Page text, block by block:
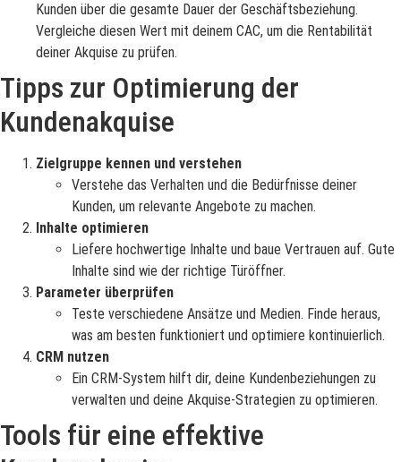
Kunden über die gesamte Dauer der Geschäftsbeziehung.
Vergleiche diesen Wert mit deinem CAC, um die Rentabilität
deiner Akquise zu prüfen.
Tipps zur Optimierung der
Kundenakquise
Zielgruppe kennen und verstehen
Verstehe das Verhalten und die Bedürfnisse deiner
Kunden, um relevante Angebote zu machen.
Inhalte optimieren
Liefere hochwertige Inhalte und baue Vertrauen auf. Gute
Inhalte sind wie der richtige Türöffner.
Parameter überprüfen
Teste verschiedene Ansätze und Medien. Finde heraus,
was am besten funktioniert und optimiere kontinuierlich.
CRM nutzen
Ein CRM-System hilft dir, deine Kundenbeziehungen zu
verwalten und deine Akquise-Strategien zu optimieren.
Tools für eine effektive